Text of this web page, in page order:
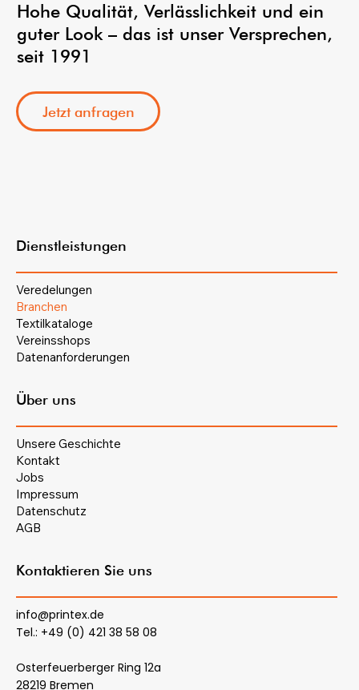
Hohe Qualität, Verlässlichkeit und ein
guter Look – das ist unser Versprechen,
seit 1991
Jetzt anfragen
Dienstleistungen
Veredelungen
Branchen
Textilkataloge
Vereinsshops
Datenanforderungen
Über uns
Unsere Geschichte
Kontakt
Jobs
Impressum
Datenschutz
AGB
Kontaktieren Sie uns
info@printex.de
Tel.: +49 (0) 421 38 58 08
Osterfeuerberger Ring 12a
28219 Bremen